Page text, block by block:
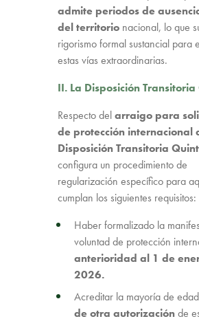
admite periodos de
del territorio nacional, lo que
rigorismo formal sustancial para
estas vías extraordinarias.
II. La Disposición
Respecto delarraigo para
de protección internacional
Disposición Transitoria
configura un procedimiento de
regularización específico para
cumplan los siguientes requisitos:
Haber formalizado la
voluntad de protección
anterioridad al 1 de
2026.
Acreditar la mayoría de
de otra autorizaciónde